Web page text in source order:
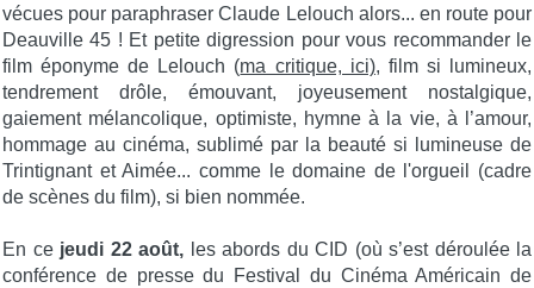
vécues pour paraphraser Claude Lelouch alors... en route pour
Deauville 45 ! Et petite digression pour vous recommander le
film éponyme de Lelouch (ma critique, ici), film si lumineux,
tendrement drôle, émouvant, joyeusement nostalgique,
gaiement mélancolique, optimiste, hymne à la vie, à l’amour,
hommage au cinéma, sublimé par la beauté si lumineuse de
Trintignant et Aimée... comme le domaine de l'orgueil (cadre
de scènes du film), si bien nommée.
En ce jeudi 22 août, les abords du CID (où s’est déroulée la
conférence de presse du Festival du Cinéma Américain de